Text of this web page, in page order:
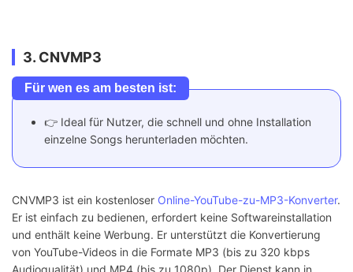
3. CNVMP3
Für wen es am besten ist:
👉 Ideal für Nutzer, die schnell und ohne Installation
einzelne Songs herunterladen möchten.
CNVMP3 ist ein kostenloser Online-YouTube-zu-MP3-Konverter.
Er ist einfach zu bedienen, erfordert keine Softwareinstallation
und enthält keine Werbung. Er unterstützt die Konvertierung
von YouTube-Videos in die Formate MP3 (bis zu 320 kbps
Audioqualität) und MP4 (bis zu 1080p). Der Dienst kann in